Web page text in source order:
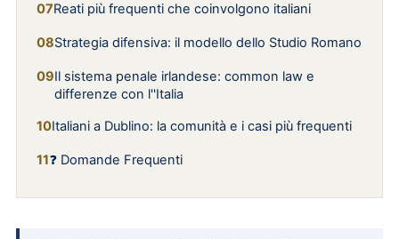
Reati più frequenti che coinvolgono italiani
Strategia difensiva: il modello dello Studio Romano
Il sistema penale irlandese: common law e
differenze con l''Italia
Italiani a Dublino: la comunità e i casi più frequenti
❓ Domande Frequenti